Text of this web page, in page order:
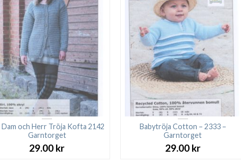
Dam och Herr Tröja Kofta 2142
Garntorget
29.00 kr
Babytröja Cotton – 2333 –
Garntorget
29.00 kr